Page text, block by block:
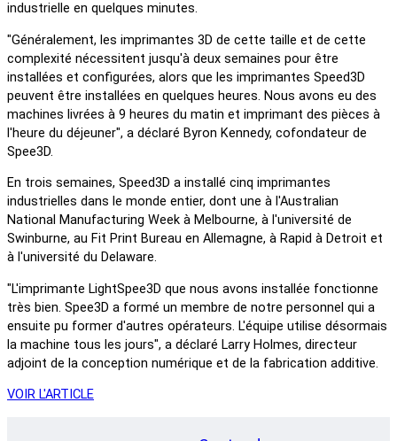
industrielle en quelques minutes.
"Généralement, les imprimantes 3D de cette taille et de cette
complexité nécessitent jusqu'à deux semaines pour être
installées et configurées, alors que les imprimantes Speed3D
peuvent être installées en quelques heures. Nous avons eu des
machines livrées à 9 heures du matin et imprimant des pièces à
l'heure du déjeuner", a déclaré Byron Kennedy, cofondateur de
Spee3D.
En trois semaines, Speed3D a installé cinq imprimantes
industrielles dans le monde entier, dont une à l'Australian
National Manufacturing Week à Melbourne, à l'université de
Swinburne, au Fit Print Bureau en Allemagne, à Rapid à Detroit et
à l'université du Delaware.
"L'imprimante LightSpee3D que nous avons installée fonctionne
très bien. Spee3D a formé un membre de notre personnel qui a
ensuite pu former d'autres opérateurs. L'équipe utilise désormais
la machine tous les jours", a déclaré Larry Holmes, directeur
adjoint de la conception numérique et de la fabrication additive.
VOIR L'ARTICLE